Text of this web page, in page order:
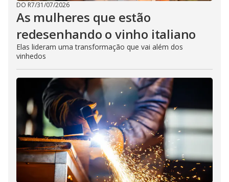
DO R7/31/07/2026
As mulheres que estão
redesenhando o vinho italiano
Elas lideram uma transformação que vai além dos
vinhedos